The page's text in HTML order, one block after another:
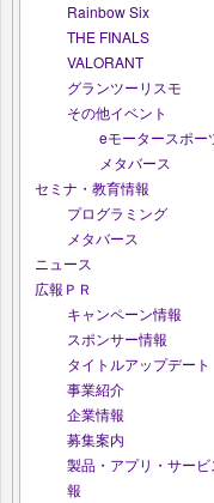
Rainbow Six
THE FINALS
VALORANT
グランツーリスモ
その他イベント
eモータースポー
メタバース
セミナ・教育情報
プログラミング
メタバース
ニュース
広報ＰＲ
キャンペーン情報
スポンサー情報
タイトルアップデート
事業紹介
企業情報
募集案内
製品・アプリ・サービ
報